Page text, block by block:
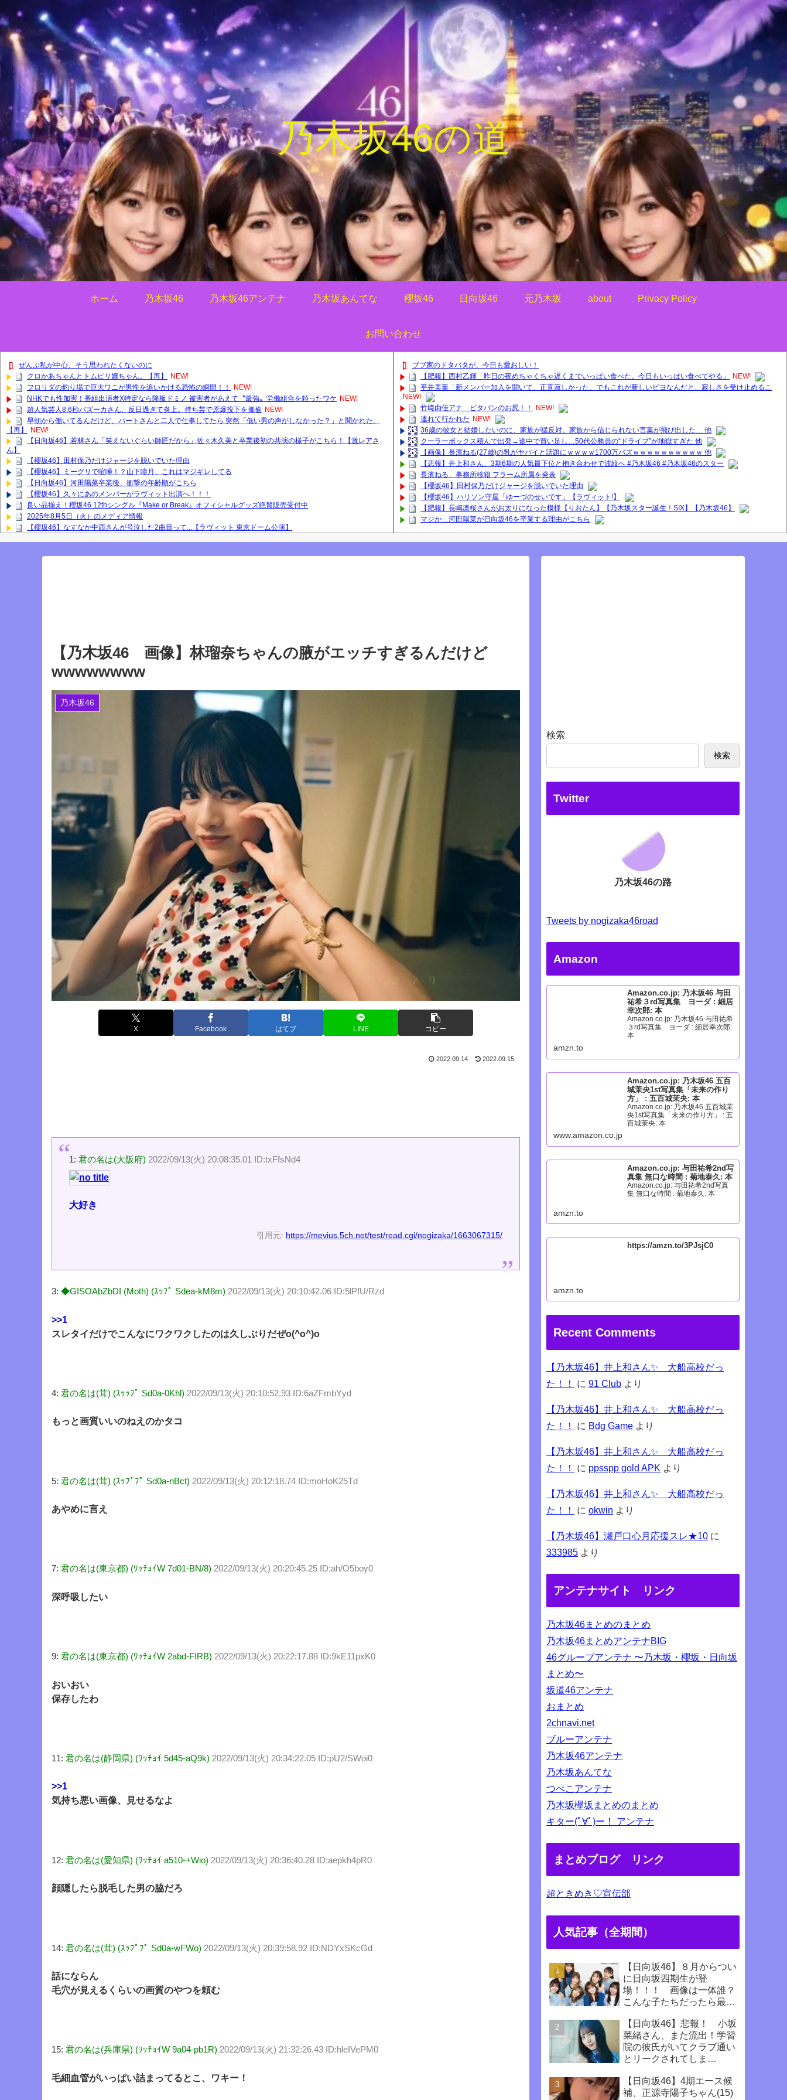
乃木坂46の道
ホーム 乃木坂46 乃木坂46アンテナ 乃木坂あんてな 櫻坂46 日向坂46 元乃木坂 about Privacy Policy
お問い合わせ
ぜんぶ私が中心、そう思われたくないのに
クロかあちゃんとトムピリ嬢ちゃん。【再】
NEW!
フロリダの釣り場で巨大ワニが男性を追いかける恐怖の瞬間！！
NEW!
NHKでも性加害！番組出演者X特定なら降板ドミノ 被害者があえて〝最強〟労働組合を頼ったワケ NEW!
超人気芸人8.6秒バズーカさん、反日過ぎて炎上。持ち芸で原爆投下を揶揄 NEW!
早朝から働いてるんだけど、パートさんと二人で仕事してたら 突然「低い男の声がしなかった？」と聞かれた。
【再】
NEW!
【日向坂46】若林さん「笑えないぐらい師匠だから」佐々木久美と卒業後初の共演の様子がこちら！【激レアさ
ん】
【櫻坂46】田村保乃だけジャージを脱いでいた理由
【櫻坂46】ミーグリで喧嘩！？山下瞳月、これはマジギレしてる
【日向坂46】河田陽菜卒業後、衝撃の年齢順がこちら
【櫻坂46】久々にあのメンバーがラヴィット出演へ！！！
良い品揃え！櫻坂46 12thシングル『Make or Break』オフィシャルグッズ絶賛販売受付中
2025年8月5日（火）のメディア情報
【櫻坂46】なすなか中西さんが号泣した2曲目って...【ラヴィット 東京ドーム公演】
「咲月と楽しくお話しました☺️ 聞いてねー」佐藤璃果ブログ更新！ 菅原咲月との2ショットを公開！【乃木坂46】
ブブ家のドタバタが、今日も愛おしい！
【肥報】西村乙輝「昨日の夜めちゃくちゃ遅くまでいっぱい食べた。今日もいっぱい食べてやる」
NEW!
平井美葉「新メンバー加入を聞いて、正直寂しかった、でもこれが新しいビヨなんだと、寂しさを受け止めるこ
NEW!
竹﨑由佳アナ ピタパンのお尻！！
NEW!
連れて行かれた NEW!
36歳の彼女と結婚したいのに、家族が猛反対。家族から信じられない言葉が飛び出した… 他
クーラーボックス積んで出発→途中で買い足し…50代公務員の“ドライブ”が地獄すぎた 他
【画像】長濱ねる(27歳)の乳がヤバイと話題にｗｗｗｗ1700万バズｗｗｗｗｗｗｗｗｗｗ 他
【悲報】井上和さん、3期6期の人気最下位と抱き合わせで波紋へ #乃木坂46 #乃木坂46のスター
長濱ねる、事務所移籍 フラーム所属を発表
【櫻坂46】田村保乃だけジャージを脱いでいた理由
【櫻坂46】ハリソン守屋「ゆーづのせいです」【ラヴィット!】
【肥報】長嶋凛桜さんがお太りになった模様【りおたん】【乃木坂スター誕生！SIX】【乃木坂46】
マジか…河田陽菜が日向坂46を卒業する理由がこちら
【乃木坂46 画像】林瑠奈ちゃんの腋がエッチすぎるんだけど
wwwwwwww
乃木坂46
X Facebook はてブ LINE コピー
2022.09.14 2022.09.15
1: 君の名は(大阪府) 2022/09/13(火) 20:08:35.01 ID:txFfsNd4
大好き
引用元: https://mevius.5ch.net/test/read.cgi/nogizaka/1663067315/
3: ◆GISOAbZbDI (Moth) (ｽｯﾌﾟ Sdea-kM8m) 2022/09/13(火) 20:10:42.06 ID:5lPfU/Rzd
>>1
スレタイだけでこんなにワクワクしたのは久しぶりだぜo(^o^)o
4: 君の名は(茸) (ｽｯｯﾌﾟ Sd0a-0Khl) 2022/09/13(火) 20:10:52.93 ID:6aZFmbYyd
もっと画質いいのねえのかタコ
5: 君の名は(茸) (ｽｯﾌﾟﾌﾟ Sd0a-nBct) 2022/09/13(火) 20:12:18.74 ID:moHoK25Td
あやめに言え
7: 君の名は(東京都) (ﾜｯﾁｮｲW 7d01-BN/8) 2022/09/13(火) 20:20:45.25 ID:ah/O5boy0
深呼吸したい
9: 君の名は(東京都) (ﾜｯﾁｮｲW 2abd-FIRB) 2022/09/13(火) 20:22:17.88 ID:9kE11pxK0
おいおい
保存したわ
11: 君の名は(静岡県) (ﾜｯﾁｮｲ 5d45-aQ9k) 2022/09/13(火) 20:34:22.05 ID:pU2/SWoi0
>>1
気持ち悪い画像、見せるなよ
12: 君の名は(愛知県) (ﾜｯﾁｮｲ a510-+Wio) 2022/09/13(火) 20:36:40.28 ID:aepkh4pR0
顔隠したら脱毛した男の脇だろ
14: 君の名は(茸) (ｽｯﾌﾟﾌﾟ Sd0a-wFWo) 2022/09/13(火) 20:39:58.92 ID:NDYxSKcGd
話にならん
毛穴が見えるくらいの画質のやつを頼む
15: 君の名は(兵庫県) (ﾜｯﾁｮｲW 9a04-pb1R) 2022/09/13(火) 21:32:26.43 ID:hleIVePM0
毛細血管がいっぱい詰まってるとこ、ワキー！
検索
検索
Twitter
乃木坂46の路
Tweets by nogizaka46road
Amazon
Amazon.co.jp: 乃木坂46 与田
祐希３rd写真集 ヨーダ : 細居
幸次郎: 本
Amazon.co.jp: 乃木坂46 与田祐希
３rd写真集 ヨーダ : 細居幸次郎:
本
amzn.to
Amazon.co.jp: 乃木坂46 五百
城茉央1st写真集「未来の作り
方」 : 五百城茉央: 本
Amazon.co.jp: 乃木坂46 五百城茉
央1st写真集「未来の作り方」 : 五
百城茉央: 本
www.amazon.co.jp
Amazon.co.jp: 与田祐希2nd写
真集 無口な時間 : 菊地泰久: 本
Amazon.co.jp: 与田祐希2nd写真
集 無口な時間 : 菊地泰久: 本
amzn.to
https://amzn.to/3PJsjC0
amzn.to
Recent Comments
【乃木坂46】井上和さん✨ 大船高校だっ
た！！
に 91 Club より
【乃木坂46】井上和さん✨ 大船高校だっ
た！！
に Bdg Game より
【乃木坂46】井上和さん✨ 大船高校だっ
た！！
に ppsspp gold APK より
【乃木坂46】井上和さん✨ 大船高校だっ
た！！
に okwin より
【乃木坂46】瀬戸口心月応援スレ★10 に
333985 より
アンテナサイト リンク
乃木坂46まとめのまとめ
乃木坂46まとめアンテナBIG
46グループアンテナ 〜乃木坂・櫻坂・日向坂
まとめ〜
坂道46アンテナ
おまとめ
2chnavi.net
ブルーアンテナ
乃木坂46アンテナ
乃木坂あんてな
つべこアンテナ
乃木坂欅坂まとめのまとめ
キター(ﾟ∀ﾟ)ー！ アンテナ
まとめブログ リンク
超ときめき♡宣伝部
人気記事（全期間）
【日向坂46】８月からつい
に日向坂四期生が登
場！！！ 画像は一体誰？
こんな子たちだったら最高
【日向坂46】悲報！ 小坂
菜緒さん、また流出！学習
院の彼氏がいてクラブ通い
とリークされてしま
【日向坂46】4期エース候
補、正源寺陽子ちゃん(15)